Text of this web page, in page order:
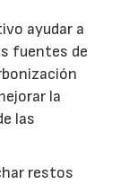
ayudar a
fuentes de
la
las
restos